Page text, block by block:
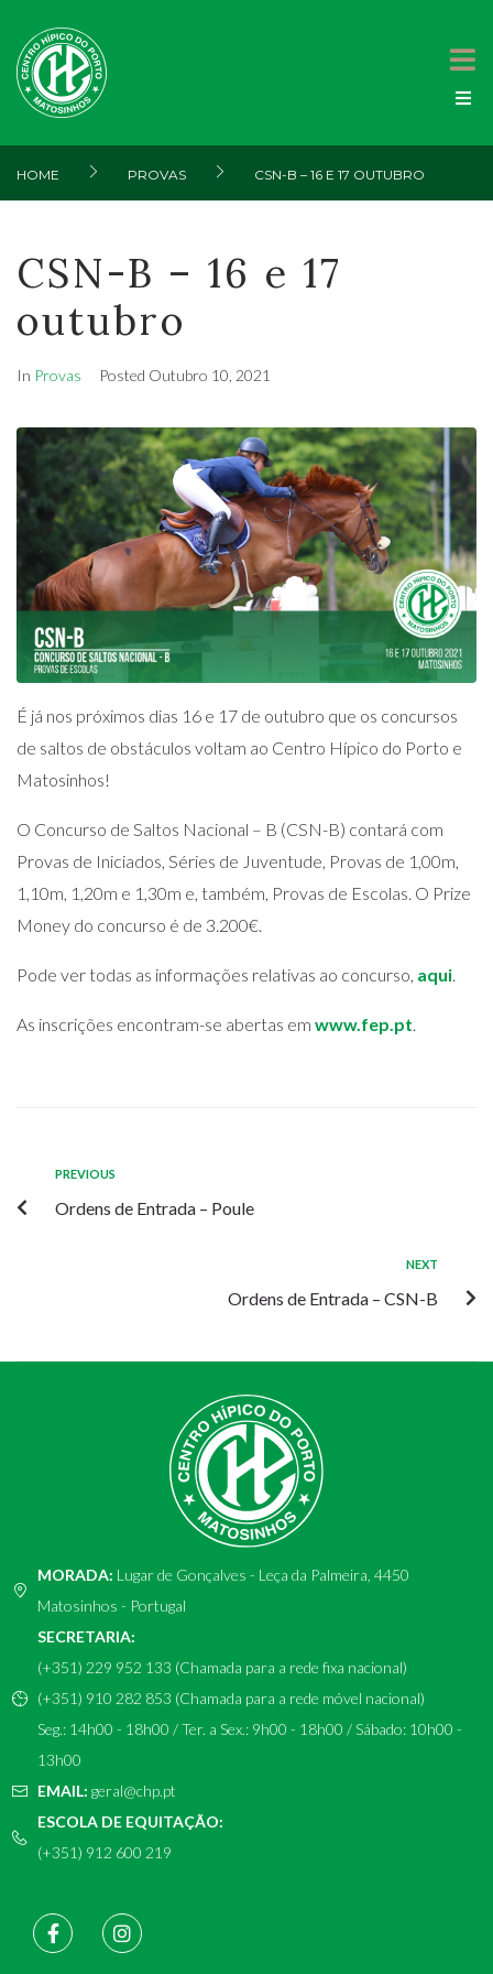
HOME PROVAS CSN-B – 16 E 17 OUTUBRO
CSN-B – 16 e 17
outubro
In Provas Posted Outubro 10, 2021
É já nos próximos dias 16 e 17 de outubro que os concursos
de saltos de obstáculos voltam ao Centro Hípico do Porto e
Matosinhos!
O Concurso de Saltos Nacional – B (CSN-B) contará com
Provas de Iniciados, Séries de Juventude, Provas de 1,00m,
1,10m, 1,20m e 1,30m e, também, Provas de Escolas. O Prize
Money do concurso é de 3.200€.
Pode ver todas as informações relativas ao concurso, aqui.
As inscrições encontram-se abertas em www.fep.pt.
PREVIOUS
Ordens de Entrada – Poule
NEXT
Ordens de Entrada – CSN-B
MORADA: Lugar de Gonçalves - Leça da Palmeira, 4450
Matosinhos - Portugal
SECRETARIA:
(+351) 229 952 133 (Chamada para a rede fixa nacional)
(+351) 910 282 853 (Chamada para a rede móvel nacional)
Seg.: 14h00 - 18h00 / Ter. a Sex.: 9h00 - 18h00 / Sábado: 10h00 -
13h00
EMAIL: geral@chp.pt
ESCOLA DE EQUITAÇÃO:
(+351) 912 600 219